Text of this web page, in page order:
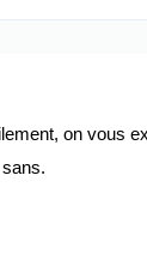
on vous